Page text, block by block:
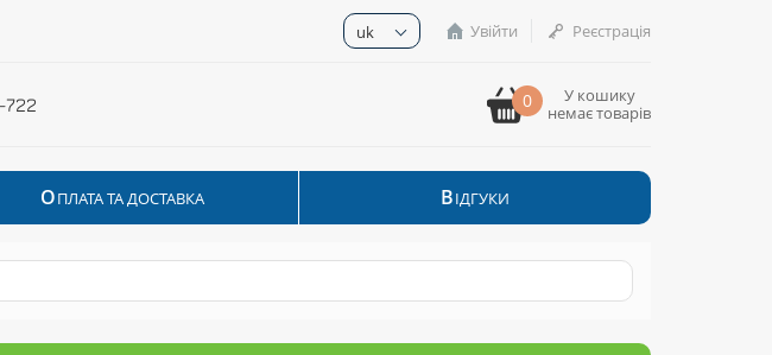
uk Увійти Реєстрація
722 0
У кошику
немає товарів
ОПЛАТА ТА ДОСТАВКА ВІДГУКИ